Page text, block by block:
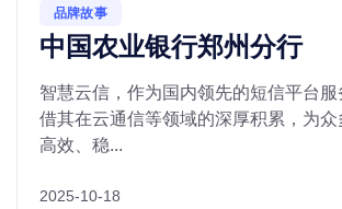
品牌故事
中国农业银行郑州分行
智慧云信，作为国内领先的短信平台
借其在云通信等领域的深厚积累，为众
高效、稳...
2025-10-18